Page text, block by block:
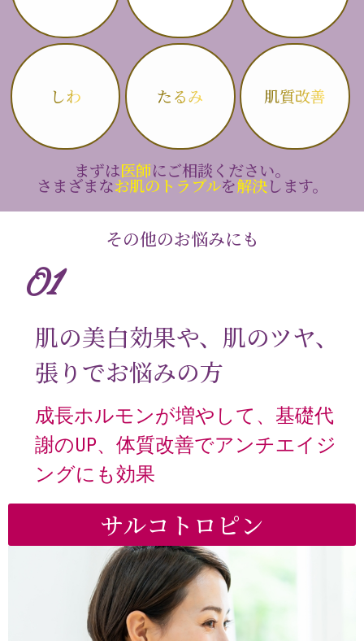
しわ たるみ 肌質改善
まずは医師にご相談ください。
さまざまなお肌のトラブルを解決します。
その他のお悩みにも
01
肌の美白効果や、肌のツヤ、
張りでお悩みの方
成長ホルモンが増やして、基礎代
謝のUP、体質改善でアンチエイジ
ングにも効果
サルコトロピン